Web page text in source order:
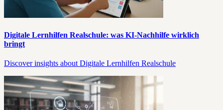
Digitale Lernhilfen Realschule: was KI-Nachhilfe wirklich
bringt
Discover insights about Digitale Lernhilfen Realschule